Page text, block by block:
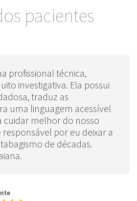
pacientes
profissional técnica,
investigativa. Ela possui
traduz as
uma linguagem acessível
cuidar melhor do nosso
por eu deixar a
de décadas.